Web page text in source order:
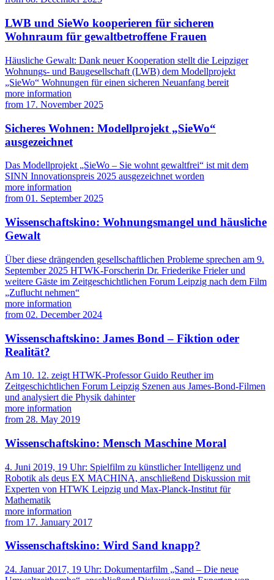
LWB und SieWo kooperieren für sicheren
Wohnraum für gewaltbetroffene Frauen
Häusliche Gewalt: Dank neuer Kooperation stellt die Leipziger
Wohnungs- und Baugesellschaft (LWB) dem Modellprojekt
„SieWo“ Wohnungen für einen sicheren Neuanfang bereit
more information
from 17. November 2025
Sicheres Wohnen: Modellprojekt „SieWo“
ausgezeichnet
Das Modellprojekt „SieWo – Sie wohnt gewaltfrei“ ist mit dem
SINN Innovationspreis 2025 ausgezeichnet worden
more information
from 01. September 2025
Wissenschaftskino: Wohnungsmangel und häusliche
Gewalt
Über diese drängenden gesellschaftlichen Probleme sprechen am 9.
September 2025 HTWK-Forscherin Dr. Friederike Frieler und
weitere Gäste im Zeitgeschichtlichen Forum Leipzig nach dem Film
„Zuflucht nehmen“
more information
from 02. December 2024
Wissenschaftskino: James Bond – Fiktion oder
Realität?
Am 10. 12. zeigt HTWK-Professor Guido Reuther im
Zeitgeschichtlichen Forum Leipzig Szenen aus James-Bond-Filmen
und analysiert die Physik dahinter
more information
from 28. May 2019
Wissenschaftskino: Mensch Maschine Moral
4. Juni 2019, 19 Uhr: Spielfilm zu künstlicher Intelligenz und
Robotik als deus EX MACHINA, anschließend Diskussion mit
Experten von HTWK Leipzig und Max-Planck-Institut für
Mathematik
more information
from 17. January 2017
Wissenschaftskino: Wird Sand knapp?
24. Januar 2017, 19 Uhr: Dokumentarfilm „Sand – Die neue